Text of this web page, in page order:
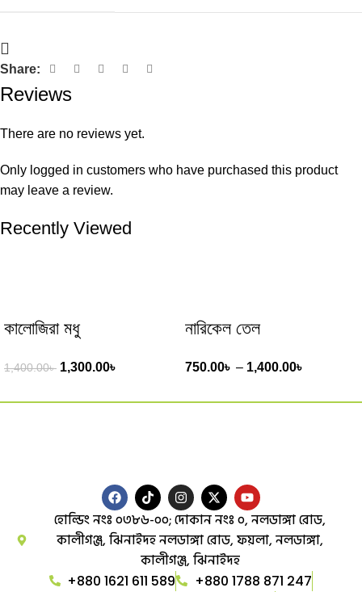
Share:
Reviews
There are no reviews yet.
Only logged in customers who have purchased this product
may leave a review.
Recently Viewed
কালোজিরা মধু
1,400.00৳ 1,300.00৳
নারিকেল তেল
750.00৳ – 1,400.00৳
হোল্ডিং নংঃ ০৩৮৬-০০; দোকান নংঃ ০, নলডাঙ্গা রোড,
কালীগঞ্জ, ঝিনাইদহ নলডাঙ্গা রোড, ফয়লা, নলডাঙ্গা,
কালীগঞ্জ, ঝিনাইদহ
+880 1621 611 589
+880 1788 871 247